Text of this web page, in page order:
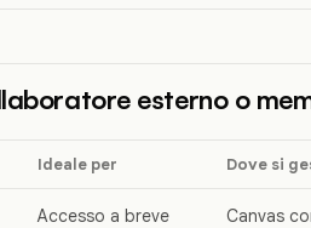
esterno o
Ideale per Dove si
Accesso a breve
Canvas